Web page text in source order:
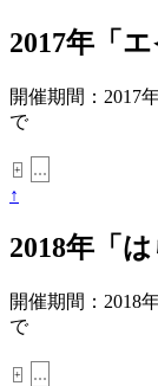
2017年「
開催期間：2017
で
+
...
↑
2018年「
開催期間：2018
で
+
...